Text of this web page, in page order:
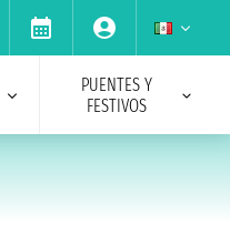
PUENTES Y
FESTIVOS